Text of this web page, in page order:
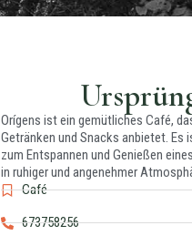
Orígens ist ein gemütliches Café,
Getränken und Snacks anbietet. Es
zum Entspannen und Genießen
in ruhiger und angenehmer
Café
673758256